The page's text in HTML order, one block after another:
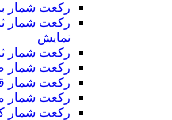
رکعت شمار
نمایش
رکعت شمار
رکعت شمار
رکعت شمار
رکعت شمار
رکعت شمار کد